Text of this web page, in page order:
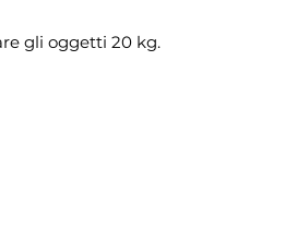
gli oggetti 20 kg.